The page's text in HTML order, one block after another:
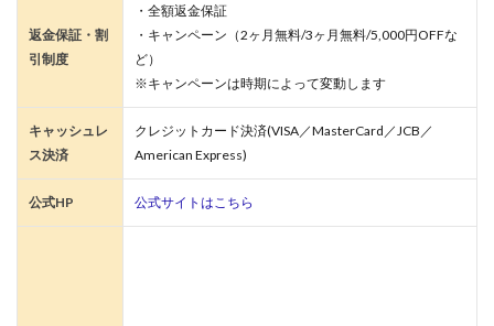
返金保証・割
引制度
・全額返金保証
・キャンペーン（2ヶ月無料/3ヶ月無料/5,000円OFFな
ど）
※キャンペーンは時期によって変動します
キャッシュレ
ス決済
クレジットカード決済(VISA／MasterCard／JCB／
American Express)
公式HP 公式サイトはこちら